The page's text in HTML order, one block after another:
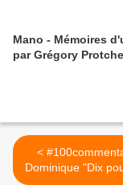
Mano - Mémoires
par Grégory
< #100commentaires -
Dominique "Dix